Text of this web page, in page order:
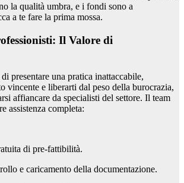
la qualità umbra, e i fondi sono a
a te fare la prima mossa.
Il Valore di
presentare una pratica inattaccabile,
vincente e liberarti dal peso della burocrazia,
affiancare da specialisti del settore. Il team
assistenza completa:
di pre-fattibilità.
e caricamento della documentazione.